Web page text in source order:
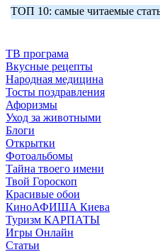
ТОП 10: самые читаемые
ТВ програма
Вкусные рецепты
Народная медицина
Тосты поздравления
Афоризмы
Уход за животными
Блоги
Открытки
Фотоальбомы
Тайна твоего имени
Твой Гороскоп
Красивые обои
КиноАФИША Киева
Туризм КАРПАТЫ
Игры Онлайн
Статьи